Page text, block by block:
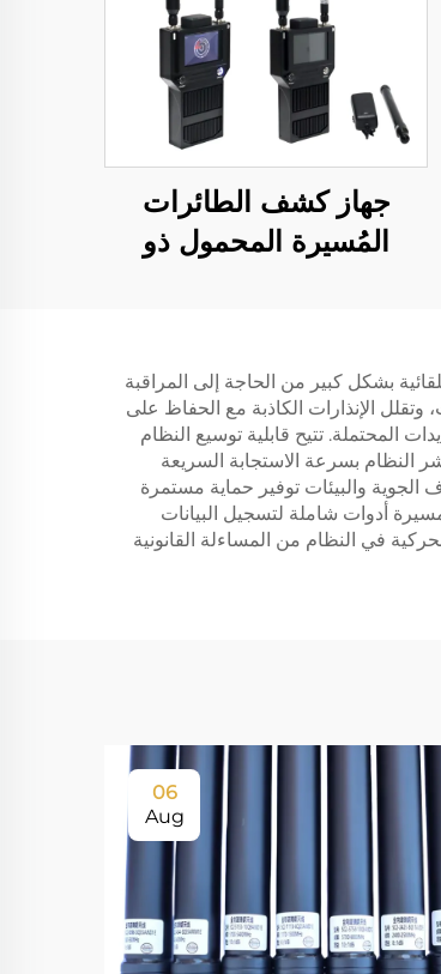
جهاز كشف الطائرات
المُسيرة المحمول ذو
بشكل كبير من الحاجة إلى المراقبة
وتقلل الإنذارات الكاذبة مع الحفاظ على
المحتملة. تتيح قابلية توسيع النظام
النظام بسرعة الاستجابة السريعة
والبيئات توفير حماية مستمرة
أدوات شاملة لتسجيل البيانات
في النظام من المساءلة القانونية
06
Aug